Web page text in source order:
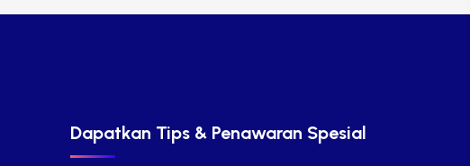
Dapatkan Tips & Penawaran Spesial